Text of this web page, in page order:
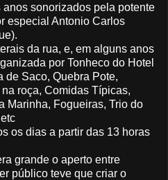
sonorizados pela potente
especial Antonio Carlos
da rua, e, em alguns anos
por Tonheco do Hotel
de Saco, Quebra Pote,
roça, Comidas Típicas,
Marinha, Fogueiras, Trio do
os dias a partir das 13 horas
grande o aperto entre
público teve que criar o